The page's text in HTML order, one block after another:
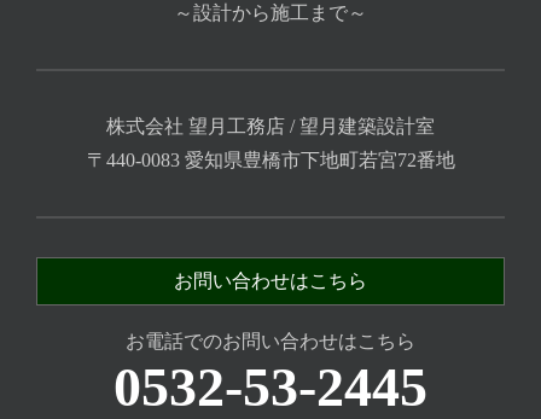
～設計から施工まで～
株式会社 望月工務店 / 望月建築設計室
〒440-0083 愛知県豊橋市下地町若宮72番地
お問い合わせはこちら
お電話でのお問い合わせはこちら
0532-53-2445